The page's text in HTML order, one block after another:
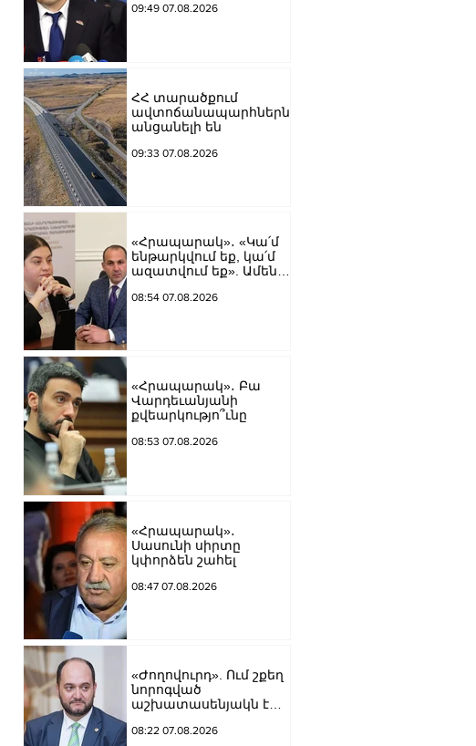
09:49 07.08.2026
ՀՀ տարածքում
ավտոճանապարհներն
անցանելի են
09:33 07.08.2026
«Հրապարակ»․ «Կա՛մ
ենթարկվում եք, կա՛մ
ազատվում եք». Ամեն
«ցար ի բոգ է» իրեն
08:54 07.08.2026
«Հրապարակ»․ Բա
Վարդեւանյանի
քվեարկությո՞ւնը
08:53 07.08.2026
«Հրապարակ»․
Սասունի սիրտը
կփորձեն շահել
08:47 07.08.2026
«Ժողովուրդ». Ում շքեղ
նորոգված
աշխատասենյակն է
Հարությունյանին
08:22 07.08.2026